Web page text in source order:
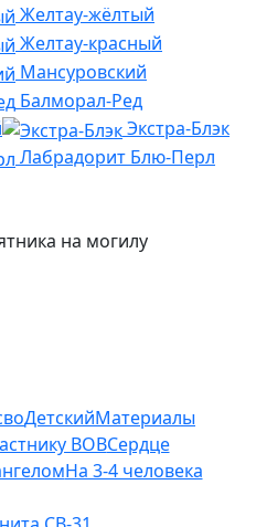
Желтау-жёлтый
Желтау-красный
Мансуровский
Балморал-Ред
Экстра-Блэк
Лабрадорит Блю-Перл
ДетскийМатериалы
ВОВСердце
На 3-4 человека